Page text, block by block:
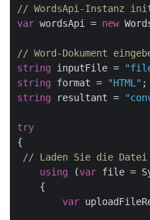
// WordsApi-Instanz
var wordsApi = new
// Word-Dokument
string inputFile =
string format = "HTML"
string resultant =
try
{
// Laden Sie die Datei
using (var file =
    {
var